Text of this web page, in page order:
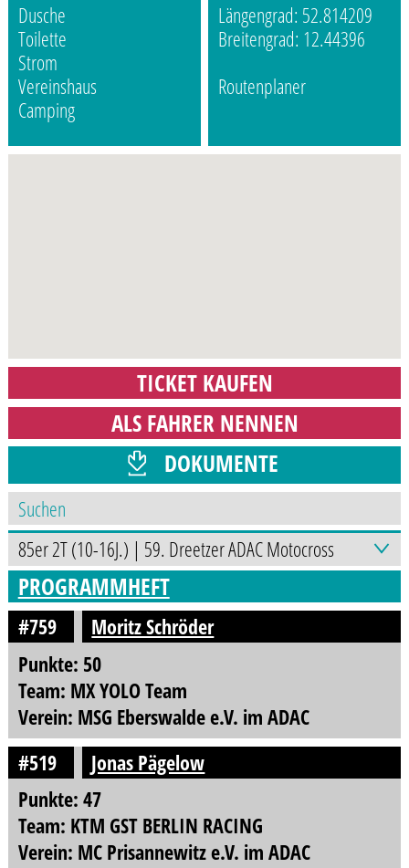
Dusche
Toilette
Strom
Vereinshaus
Camping
Längengrad: 52.814209
Breitengrad: 12.44396
Routenplaner
TICKET KAUFEN
ALS FAHRER NENNEN
DOKUMENTE
ZEITPLAN
PROGRAMMHEFT
#759
Moritz Schröder
Punkte: 50
Team: MX YOLO Team
Verein: MSG Eberswalde e.V. im ADAC
#519
Jonas Pägelow
Punkte: 47
Team: KTM GST BERLIN RACING
Verein: MC Prisannewitz e.V. im ADAC